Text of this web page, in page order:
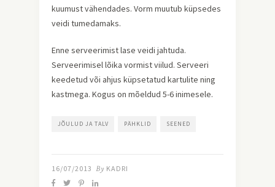
kuumust vähendades. Vorm muutub küpsedes
veidi tumedamaks.
Enne serveerimist lase veidi jahtuda.
Serveerimisel lõika vormist viilud. Serveeri
keedetud või ahjus küpsetatud kartulite ning
kastmega. Kogus on mõeldud 5-6 inimesele.
JÕULUD JA TALV PÄHKLID SEENED
16/07/2013 By KADRI